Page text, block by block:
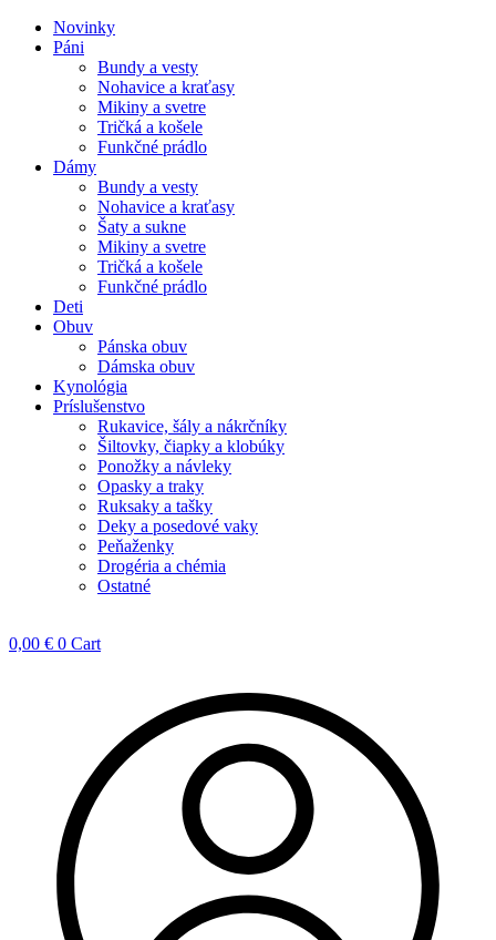
Novinky
Páni
Bundy a vesty
Nohavice a kraťasy
Mikiny a svetre
Tričká a košele
Funkčné prádlo
Dámy
Bundy a vesty
Nohavice a kraťasy
Šaty a sukne
Mikiny a svetre
Tričká a košele
Funkčné prádlo
Deti
Obuv
Pánska obuv
Dámska obuv
Kynológia
Príslušenstvo
Rukavice, šály a nákrčníky
Šiltovky, čiapky a klobúky
Ponožky a návleky
Opasky a traky
Ruksaky a tašky
Deky a posedové vaky
Peňaženky
Drogéria a chémia
Ostatné
0,00 € 0 Cart